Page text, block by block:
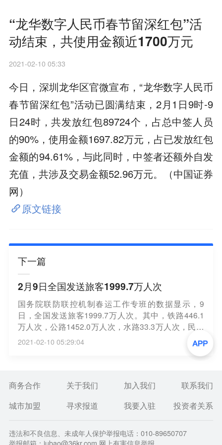
“龙华数字人民币春节留深红包”活
动结束，共使用金额近1700万元
2021-02-10 05:33
今日，深圳龙华区官微宣布，“龙华数字人民币
春节留深红包”活动已圆满结束，2月1日9时-9
日24时，共发放红包89724个，占总中签人员
的90%，使用金额1697.82万元，占已发放红包
金额的94.61%，与此同时，中签者还额外自发
充值，共涉及交易金额52.96万元。（中国证券
网）
原文链接
下一篇
2月9日全国发送旅客1999.7万人次
国务院联防联控机制春运工作专班的数据显示，9
日，全国发送旅客1999.7万人次。其中，铁路446.1
万人次，公路1452.0万人次，水路33.3万人次，民航
68.3万人次。全国高速公路流量2759.0万辆。（央
2021-02-10 05:29:04
商务合作 关于我们 加入我们
联系我们
城市加盟
寻求报道 我要入驻 投资者关系
违法和不良信息、未成年人保护举报电话：010-89650707